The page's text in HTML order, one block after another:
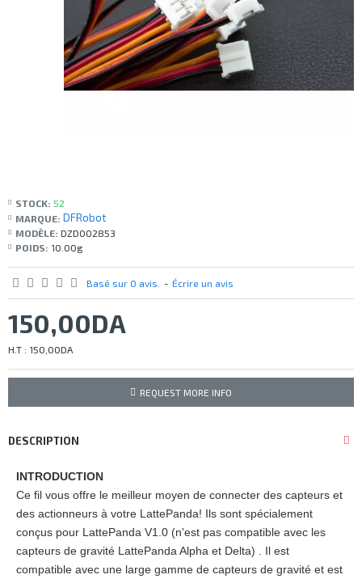
STOCK: 52
MARQUE: DFRobot
MODÈLE: DZD002853
POIDS: 10.00g
Basé sur 0 avis. - Écrire un avis
150,00DA
H.T : 150,00DA
REQUEST MORE INFO
DESCRIPTION
INTRODUCTION
Ce fil vous offre le meilleur moyen de connecter des capteurs et
des actionneurs à votre LattePanda! Ils sont spécialement
conçus pour LattePanda V1.0 (n'est pas compatible avec les
capteurs de gravité LattePanda Alpha et Delta) . Il est
compatible avec une large gamme de capteurs de gravité et est